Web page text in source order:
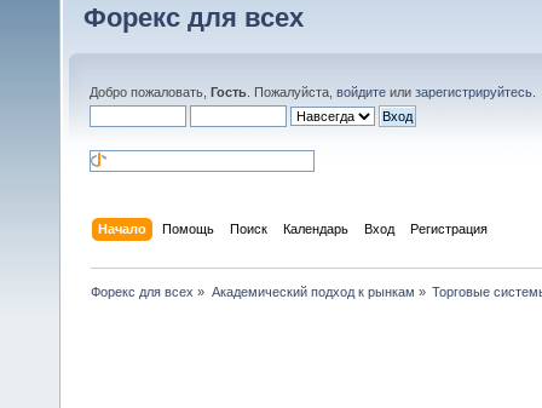
Форекс для всех
Добро пожаловать, Гость . Пожалуйста, войдите или зарегистрируйтесь
Начало Помощь Поиск Календарь Вход Регистрация
Форекс для всех » Академический подход к рынкам » Торговые